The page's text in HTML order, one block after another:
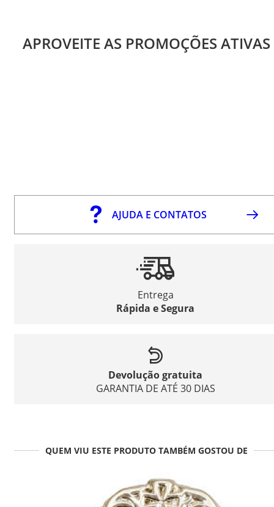
APROVEITE AS PROMOÇÕES ATIVAS
AJUDA E CONTATOS
Entrega
Rápida e Segura
Devolução gratuita
GARANTIA DE ATÉ 30 DIAS
QUEM VIU ESTE PRODUTO TAMBÉM GOSTOU DE